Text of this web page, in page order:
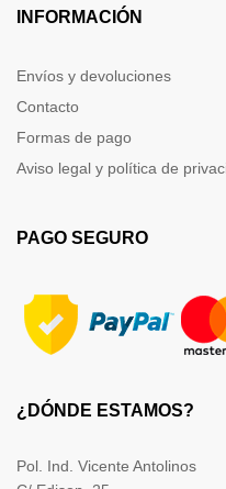
INFORMACIÓN
Envíos y devoluciones
Contacto
Formas de pago
Aviso legal y política de
PAGO SEGURO
¿DÓNDE ESTAMOS?
Pol. Ind. Vicente Antolinos